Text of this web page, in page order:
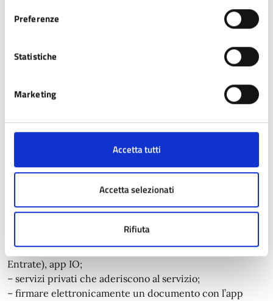
Preferenze
Statistiche
Marketing
Accetta tutti
Accetta selezionati
Rifiuta
Codici di sicurezza Pin e Puk
informazioni necessarie alla verifica dell’identità del
titolare, compresi elementi biometrici come le impronte
digitali che, al momento della richiesta, verranno
raccolte e inserite nel documento stesso.
Alla CIE sono associati due codici di sicurezza, il PIN e il
PUK (la prima metà dei codici viene fornita
dall’operatore al termine della richiesta di rilascio del
documento, la seconda è contenuta nella lettera di
CIE per accedere ai servizi digitali in rete quali:
– servizi pubblici (come INPS, Comuni, Agenzia delle
Entrate), app IO;
– servizi privati che aderiscono al servizio;
– firmare elettronicamente un documento con l’app